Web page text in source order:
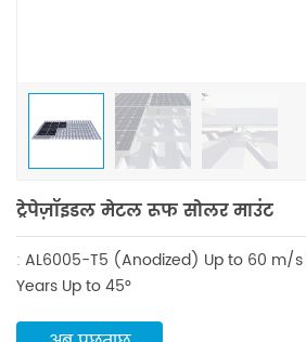
ट्रेपेज़ॉइडल मेटल रूफ सोलर माउंट
: AL6005-T5 (Anodized) Up to 60 m/s
Years Up to 45°